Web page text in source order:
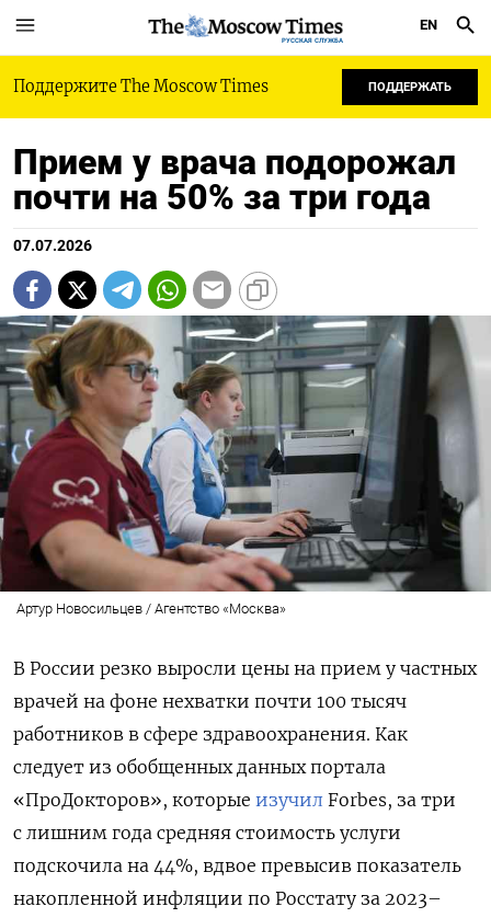
РУССКАЯ СЛУЖБА
EN
Поддержите The Moscow Times ПОДДЕРЖАТЬ
Прием у врача подорожал
почти на 50% за три года
07.07.2026
Артур Новосильцев / Агентство «Москва»
В России резко выросли цены на прием у частных
врачей на фоне нехватки почти 100 тысяч
работников в сфере здравоохранения. Как
следует из обобщенных данных портала
«ПроДокторов», которые изучил Forbes, за три
с лишним года средняя стоимость услуги
подскочила на 44%, вдвое превысив показатель
накопленной инфляции по Росстату за 2023–